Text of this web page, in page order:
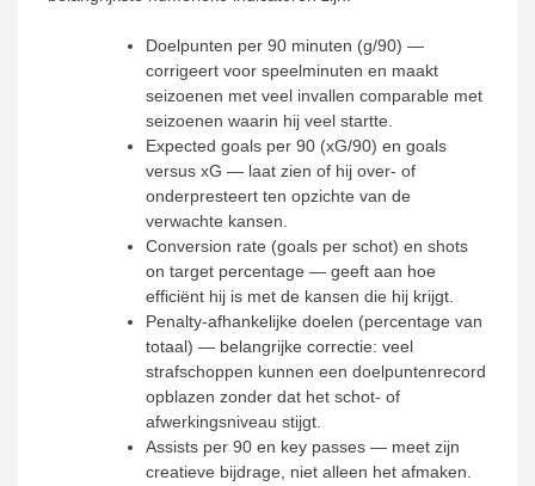
Doelpunten per 90 minuten (g/90) —
corrigeert voor speelminuten en maakt
seizoenen met veel invallen comparable met
seizoenen waarin hij veel startte.
Expected goals per 90 (xG/90) en goals
versus xG — laat zien of hij over- of
onderpresteert ten opzichte van de
verwachte kansen.
Conversion rate (goals per schot) en shots
on target percentage — geeft aan hoe
efficiënt hij is met de kansen die hij krijgt.
Penalty-afhankelijke doelen (percentage van
totaal) — belangrijke correctie: veel
strafschoppen kunnen een doelpuntenrecord
opblazen zonder dat het schot- of
afwerkingsniveau stijgt.
Assists per 90 en key passes — meet zijn
creatieve bijdrage, niet alleen het afmaken.